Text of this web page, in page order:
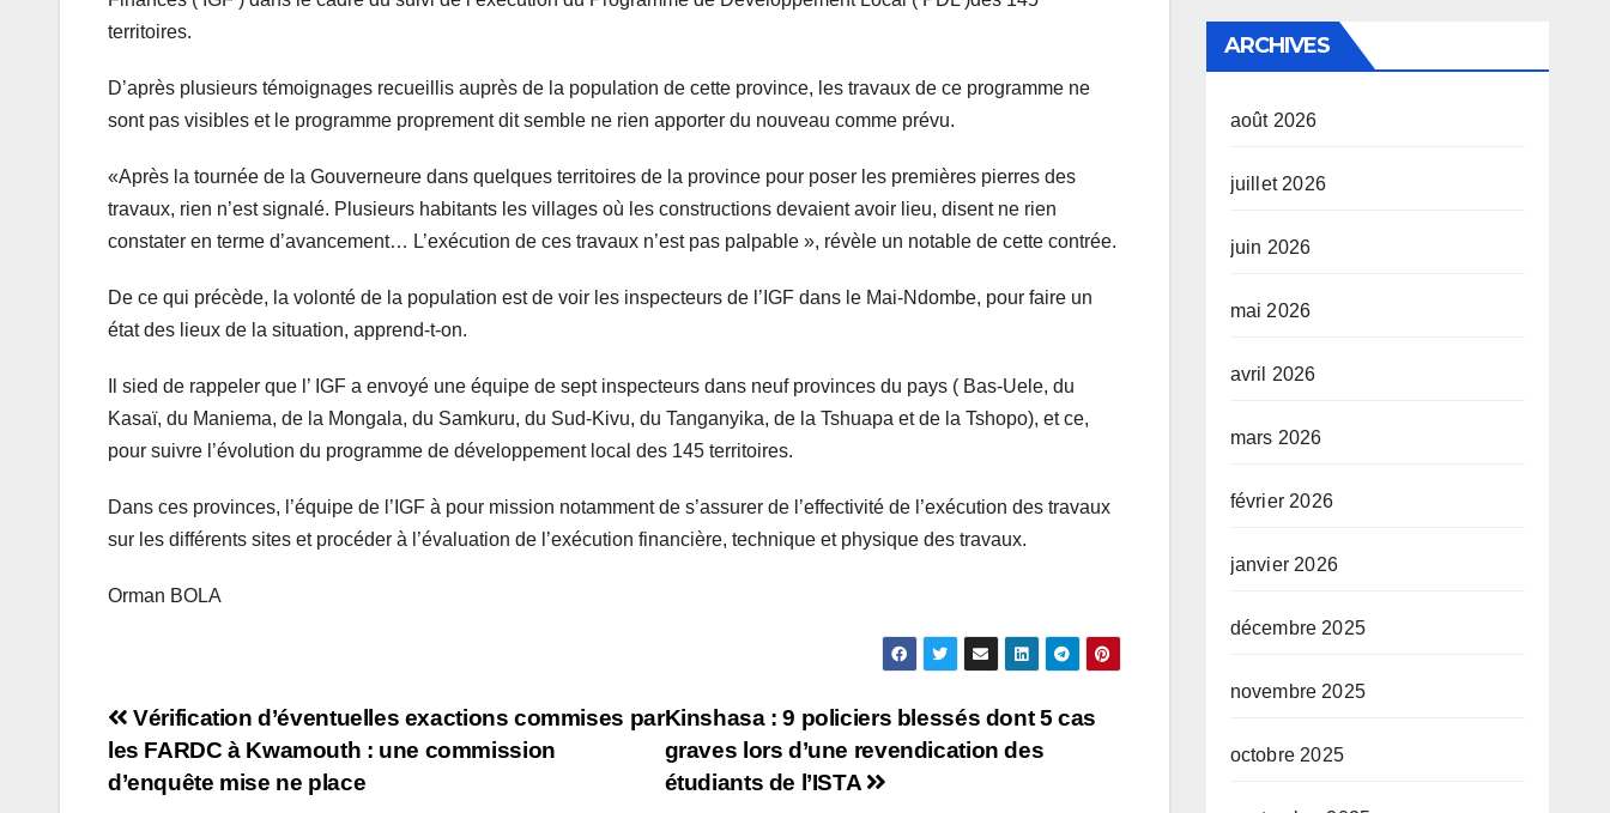
territoires.
D’après plusieurs témoignages recueillis auprès de la population de cette province, les travaux de ce programme ne
sont pas visibles et le programme proprement dit semble ne rien apporter du nouveau comme prévu.
«Après la tournée de la Gouverneure dans quelques territoires de la province pour poser les premières pierres des
travaux, rien n’est signalé. Plusieurs habitants les villages où les constructions devaient avoir lieu, disent ne rien
constater en terme d’avancement… L’exécution de ces travaux n’est pas palpable », révèle un notable de cette contrée.
De ce qui précède, la volonté de la population est de voir les inspecteurs de l’IGF dans le Mai-Ndombe, pour faire un
état des lieux de la situation, apprend-t-on.
Il sied de rappeler que l’ IGF a envoyé une équipe de sept inspecteurs dans neuf provinces du pays ( Bas-Uele, du
Kasaï, du Maniema, de la Mongala, du Samkuru, du Sud-Kivu, du Tanganyika, de la Tshuapa et de la Tshopo), et ce,
pour suivre l’évolution du programme de développement local des 145 territoires.
Dans ces provinces, l’équipe de l’IGF à pour mission notamment de s’assurer de l’effectivité de l’exécution des travaux
sur les différents sites et procéder à l’évaluation de l’exécution financière, technique et physique des travaux.
Orman BOLA
Navigation
de
Kinshasa : 9 policiers blessés dont 5 cas
graves lors d’une revendication des
étudiants de l’ISTA
Vérification d’éventuelles exactions commises par
les FARDC à Kwamouth : une commission
d’enquête mise ne place
ARCHIVES
août 2026
juillet 2026
juin 2026
mai 2026
avril 2026
mars 2026
février 2026
janvier 2026
décembre 2025
novembre 2025
octobre 2025